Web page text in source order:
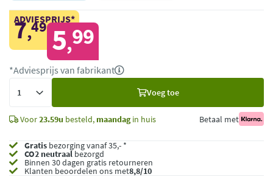
ADVIESPRIJS*
7,49 5,99
*Adviesprijs van fabrikant
Voeg toe
Voor23.59u besteld, maandagin huis Betaal met
Gratis bezorging vanaf 35,- *
CO2 neutraalbezorgd
Binnen 30 dagen gratis retourneren
Klanten beoordelen ons met8,8/10